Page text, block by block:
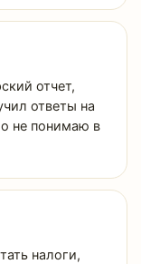
отчет,
ответы на
не понимаю в
налоги,